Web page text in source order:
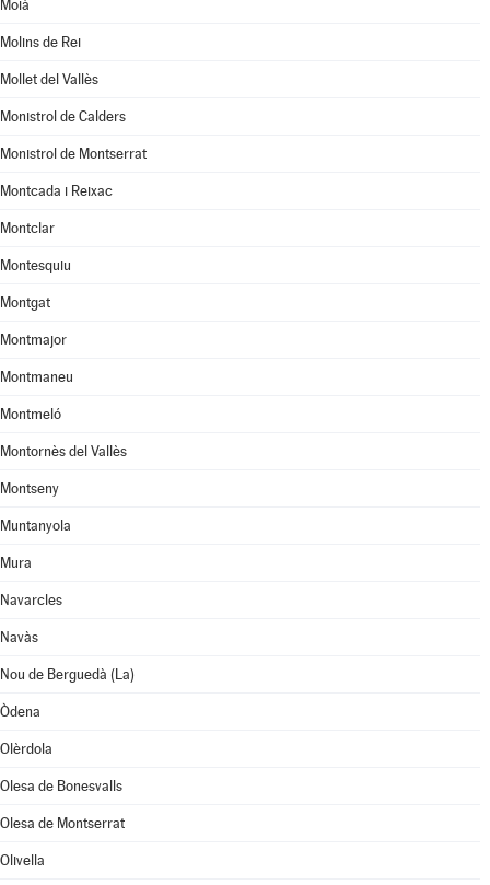
Moià
Molins de Rei
Mollet del Vallès
Monistrol de Calders
Monistrol de Montserrat
Montcada i Reixac
Montclar
Montesquiu
Montgat
Montmajor
Montmaneu
Montmeló
Montornès del Vallès
Montseny
Muntanyola
Mura
Navarcles
Navàs
Nou de Berguedà (La)
Òdena
Olèrdola
Olesa de Bonesvalls
Olesa de Montserrat
Olivella